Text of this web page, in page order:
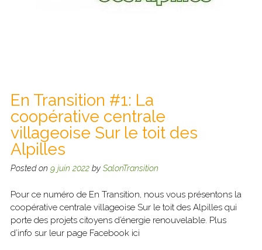
En Transition #1: La
coopérative centrale
villageoise Sur le toit des
Alpilles
Posted on 9 juin 2022by SalonTransition
Pour ce numéro de En Transition, nous vous présentons la
coopérative centrale villageoise Sur le toit des Alpilles qui
porte des projets citoyens d’énergie renouvelable. Plus
d’info sur leur page Facebook ici